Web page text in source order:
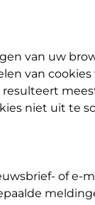
van uw
van
niet uit te
of e-